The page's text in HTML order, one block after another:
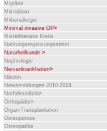
Migräne
Mikrobiom
Milbenallergie
Minimal invasive OP>
Misteltherapie Krebs
Nahrungsergänzungsmittel
Naturheilkunde >
Nephrologie
Nervenkrankheiten>
Nikotin
Newsmeldungen 2010-2024
Notfallmedizin>
Orthopädie>
Organ-Transplantation
Osteoporose
Osteopathie